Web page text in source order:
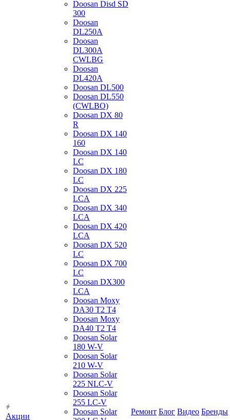
Акции
Doosan Disd SD
300
Doosan
DL250A
Doosan
DL300A
CWLBG
Doosan
DL420A
Doosan DL500
Doosan DL550
(CWLBO)
Doosan DX 80
R
Doosan DX 140
160
Doosan DX 140
LC
Doosan DX 180
LC
Doosan DX 225
LCA
Doosan DX 340
LCA
Doosan DX 420
LCA
Doosan DX 520
LC
Doosan DX 700
LC
Doosan DX300
LCA
Doosan Moxy
DA30 T2 T4
Doosan Moxy
DA40 T2 T4
Doosan Solar
180 W-V
Doosan Solar
210 W-V
Doosan Solar
225 NLC-V
Doosan Solar
255 LC-V
Doosan Solar
Ремонт Блог Видео Бренды